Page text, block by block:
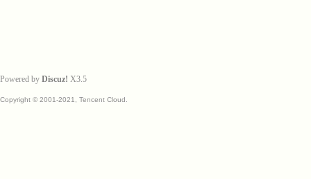
Powered by Discuz! X3.5
Copyright © 2001-2021, Tencent Cloud.